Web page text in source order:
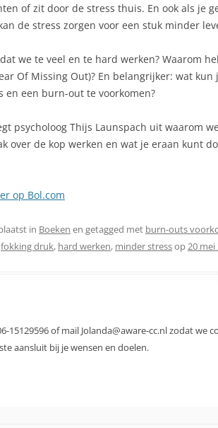
of zit door de stress thuis. En ook als je
de stress zorgen voor een stuk minder
we te veel en te hard werken? Waarom
Of Missing Out)? En belangrijker: wat
en een burn-out te voorkomen?
psycholoog Thijs Launspach uit waarom
over de kop werken en wat je eraan kunt
op Bol.com
in Boeken en getagged met burn-outs
fokking druk, hard werken, minder stressop20 mei
15129596 of mail Jolanda@aware-cc.nl zodat we
aansluit bij je wensen en doelen.